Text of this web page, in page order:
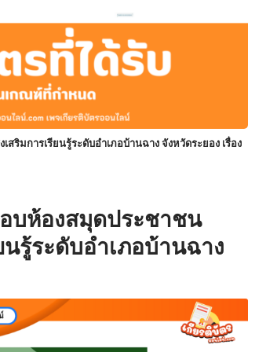
มการเรียนรู้ระดับอำเภอบ้านฉาง จังหวัดระยอง เรื่อง
บห้องสมุดประชาชน
นรู้ระดับอำเภอบ้านฉาง